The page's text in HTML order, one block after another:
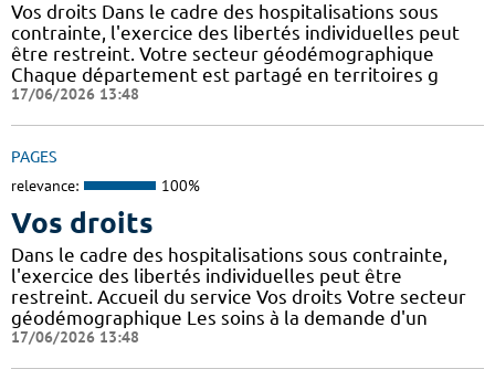
Vos droits Dans le cadre des hospitalisations sous
contrainte, l'exercice des libertés individuelles peut
être restreint. Votre secteur géodémographique
Chaque département est partagé en territoires g
17/06/2026 13:48
PAGES
relevance: 100%
Vos droits
Dans le cadre des hospitalisations sous contrainte,
l'exercice des libertés individuelles peut être
restreint. Accueil du service Vos droits Votre secteur
géodémographique Les soins à la demande d'un
17/06/2026 13:48